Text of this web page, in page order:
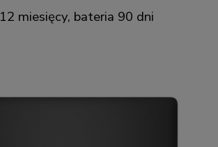
12 miesięcy, bateria 90 dni